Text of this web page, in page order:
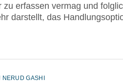
zu erfassen vermag und
darstellt, das
GASHI